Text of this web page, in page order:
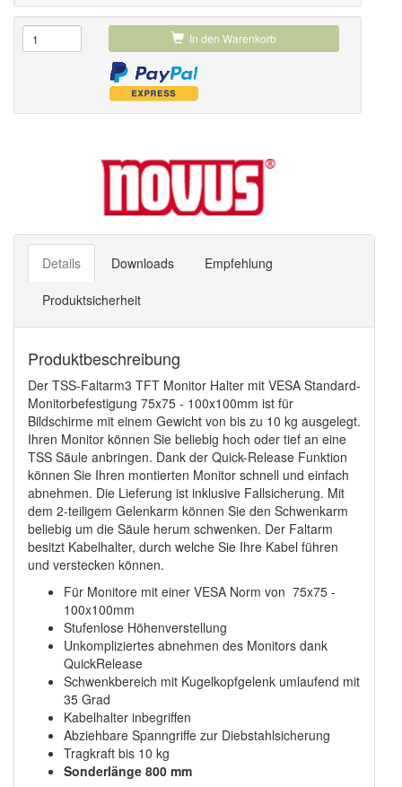
In den Warenkorb
Details Downloads Empfehlung
Produktsicherheit
Produktbeschreibung
Der TSS-Faltarm3 TFT Monitor Halter mit VESA Standard-
Monitorbefestigung 75x75 - 100x100mm ist für
Bildschirme mit einem Gewicht von bis zu 10 kg ausgelegt.
Ihren Monitor können Sie beliebig hoch oder tief an eine
TSS Säule anbringen. Dank der Quick-Release Funktion
können Sie Ihren montierten Monitor schnell und einfach
abnehmen. Die Lieferung ist inklusive Fallsicherung. Mit
dem 2-teiligem Gelenkarm können Sie den Schwenkarm
beliebig um die Säule herum schwenken. Der Faltarm
besitzt Kabelhalter, durch welche Sie Ihre Kabel führen
und verstecken können.
Für Monitore mit einer VESA Norm von 75x75 -
100x100mm
Stufenlose Höhenverstellung
Unkompliziertes abnehmen des Monitors dank
QuickRelease
Schwenkbereich mit Kugelkopfgelenk umlaufend mit
35 Grad
Kabelhalter inbegriffen
Abziehbare Spanngriffe zur Diebstahlsicherung
Tragkraft bis 10 kg
Sonderlänge 800 mm